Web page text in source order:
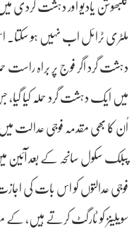
ملٹری ٹرائل اب نہیں ہو سکتا۔
دہشت گرد اگر فوج پر براہ راست
اُن کا بھی مقدمہ فوجی عدالت
پبلک سکول سانحہ کے بعد آئین
فوجی عدالتوں کو اس بات کی
سویلینز کو ٹارگٹ کرتے ہیں، کے